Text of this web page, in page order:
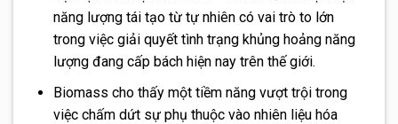
năng lượng tái tạo từ tự nhiên có vai trò to lớn
trong việc giải quyết tình trạng khủng hoảng năng
lượng đang cấp bách hiện nay trên thế giới.
Biomass cho thấy một tiềm năng vượt trội trong
việc chấm dứt sự phụ thuộc vào nhiên liệu hóa